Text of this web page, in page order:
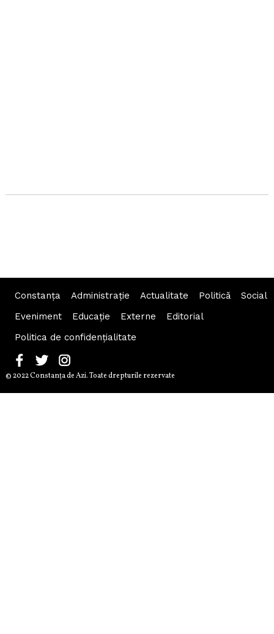
Constanța Administraţie Actualitate Politică
Social
Eveniment
Educaţie Externe
Editorial
Politica de confidențialitate
© 2022 Constanţa de Azi. Toate drepturile rezervate